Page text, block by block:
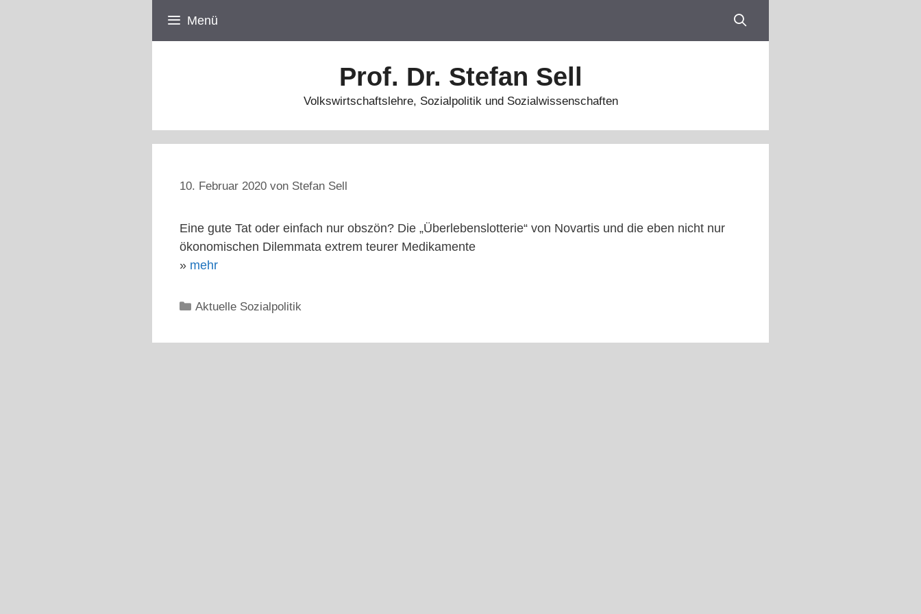
Menü
Prof. Dr. Stefan Sell
Volkswirtschaftslehre, Sozialpolitik und Sozialwissenschaften
10. Februar 2020 von Stefan Sell
Eine gute Tat oder einfach nur obszön? Die „Überlebenslotterie“ von Novartis und die eben nicht nur
ökonomischen Dilemmata extrem teurer Medikamente
» mehr
Kategorien
Aktuelle Sozialpolitik